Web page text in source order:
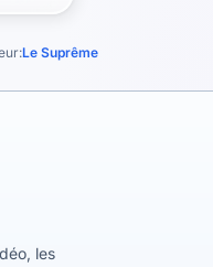
Le Suprême
les